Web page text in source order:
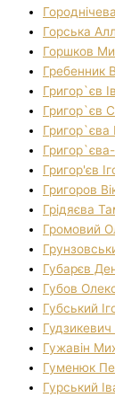
Горська
Горшков
Гребенник
Григор`єв
Григор`єв
Григор`єва
Григор'єв
Григоров
Грідяєва
Громовий
Губарєв
Губов
Губський
Гужавін
Гуменюк
Гурський